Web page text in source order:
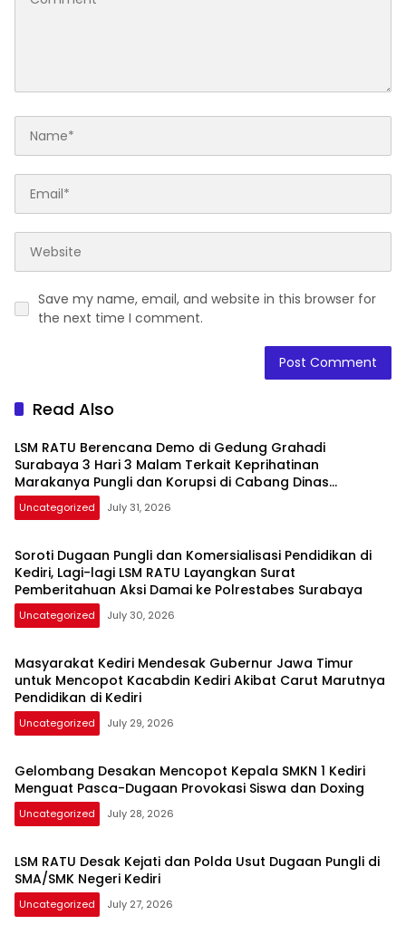
Save my name, email, and website in this browser for
the next time I comment.
Read Also
LSM RATU Berencana Demo di Gedung Grahadi
Surabaya 3 Hari 3 Malam Terkait Keprihatinan
Marakanya Pungli dan Korupsi di Cabang Dinas
Pendidikan Kediri
Uncategorized July 31, 2026
Soroti Dugaan Pungli dan Komersialisasi Pendidikan di
Kediri, Lagi-lagi LSM RATU Layangkan Surat
Pemberitahuan Aksi Damai ke Polrestabes Surabaya
Uncategorized July 30, 2026
Masyarakat Kediri Mendesak Gubernur Jawa Timur
untuk Mencopot Kacabdin Kediri Akibat Carut Marutnya
Pendidikan di Kediri
Uncategorized July 29, 2026
Gelombang Desakan Mencopot Kepala SMKN 1 Kediri
Menguat Pasca-Dugaan Provokasi Siswa dan Doxing
Uncategorized July 28, 2026
LSM RATU Desak Kejati dan Polda Usut Dugaan Pungli di
SMA/SMK Negeri Kediri
Uncategorized July 27, 2026